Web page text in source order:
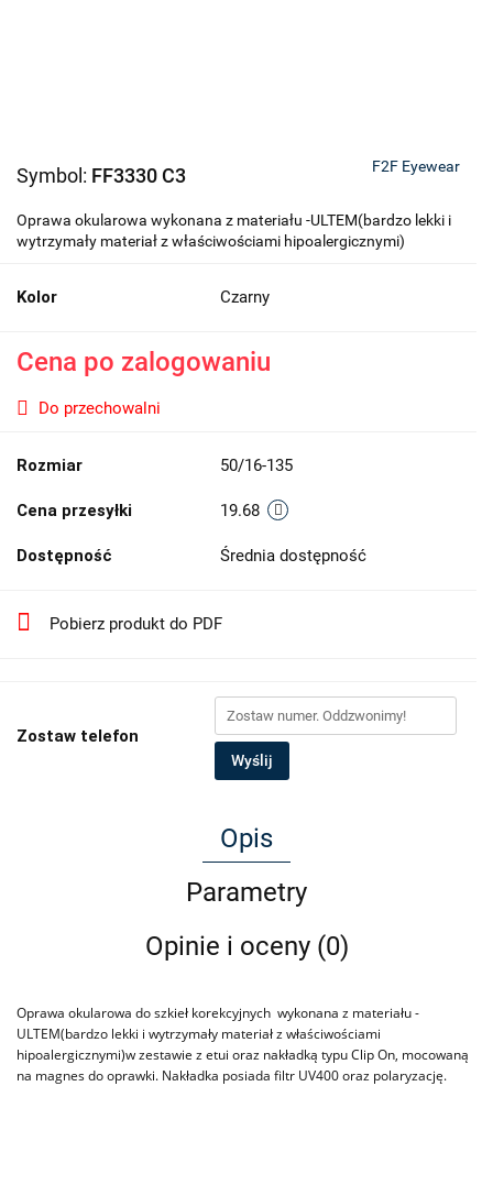
Symbol: FF3330 C3 F2F Eyewear
Oprawa okularowa wykonana z materiału -ULTEM(bardzo lekki i
wytrzymały materiał z właściwościami hipoalergicznymi)
Kolor Czarny
Cena po zalogowaniu
Do przechowalni
Rozmiar 50/16-135
Cena przesyłki 19.68
Dostępność Średnia dostępność
Pobierz produkt do PDF
Zostaw telefon
Wyślij
Opis
Parametry
Opinie i oceny (0)
Oprawa okularowa do szkieł korekcyjnych wykonana z materiału -
ULTEM(bardzo lekki i wytrzymały materiał z właściwościami
hipoalergicznymi)w zestawie z etui oraz nakładką typu Clip On, mocowaną
na magnes do oprawki. Nakładka posiada filtr UV400 oraz polaryzację.